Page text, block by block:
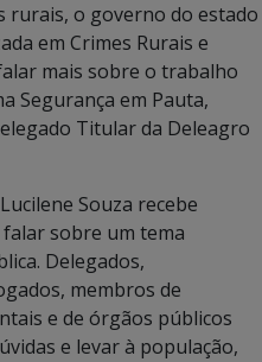
o governo do estado
em Crimes Rurais e
mais sobre o trabalho
Segurança em Pauta,
Titular da Deleagro
Souza recebe
sobre um tema
Delegados,
membros de
e de órgãos públicos
e levar à população,